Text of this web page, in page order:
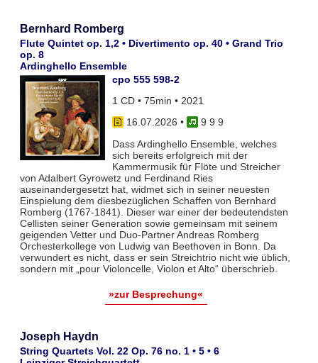
Bernhard Romberg
Flute Quintet op. 1,2 • Divertimento op. 40 • Grand Trio
op. 8
Ardinghello Ensemble
cpo 555 598-2
1 CD • 75min • 2021
16.07.2026 •
9 9 9
Dass Ardinghello Ensemble, welches
sich bereits erfolgreich mit der
Kammermusik für Flöte und Streicher
von Adalbert Gyrowetz und Ferdinand Ries
auseinandergesetzt hat, widmet sich in seiner neuesten
Einspielung dem diesbezüglichen Schaffen von Bernhard
Romberg (1767-1841). Dieser war einer der bedeutendsten
Cellisten seiner Generation sowie gemeinsam mit seinem
geigenden Vetter und Duo-Partner Andreas Romberg
Orchesterkollege von Ludwig van Beethoven in Bonn. Da
verwundert es nicht, dass er sein Streichtrio nicht wie üblich,
sondern mit „pour Violoncelle, Violon et Alto“ überschrieb.
»zur Besprechung«
Joseph Haydn
String Quartets Vol. 22 Op. 76 no. 1 • 5 • 6